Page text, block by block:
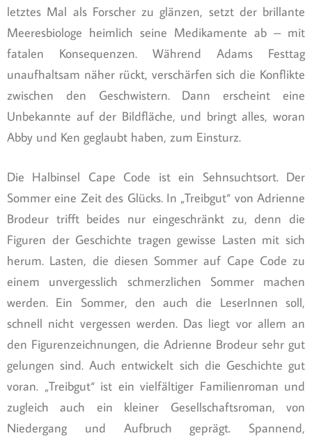
letztes Mal als Forscher zu glänzen, setzt der brillante
Meeresbiologe heimlich seine Medikamente ab – mit
fatalen Konsequenzen. Während Adams Festtag
unaufhaltsam näher rückt, verschärfen sich die Konflikte
zwischen den Geschwistern. Dann erscheint eine
Unbekannte auf der Bildfläche, und bringt alles, woran
Abby und Ken geglaubt haben, zum Einsturz.
Die Halbinsel Cape Code ist ein Sehnsuchtsort. Der
Sommer eine Zeit des Glücks. In „Treibgut“ von Adrienne
Brodeur trifft beides nur eingeschränkt zu, denn die
Figuren der Geschichte tragen gewisse Lasten mit sich
herum. Lasten, die diesen Sommer auf Cape Code zu
einem unvergesslich schmerzlichen Sommer machen
werden. Ein Sommer, den auch die LeserInnen soll,
schnell nicht vergessen werden. Das liegt vor allem an
den Figurenzeichnungen, die Adrienne Brodeur sehr gut
gelungen sind. Auch entwickelt sich die Geschichte gut
voran. „Treibgut“ ist ein vielfältiger Familienroman und
zugleich auch ein kleiner Gesellschaftsroman, von
Niedergang und Aufbruch geprägt. Spannend,